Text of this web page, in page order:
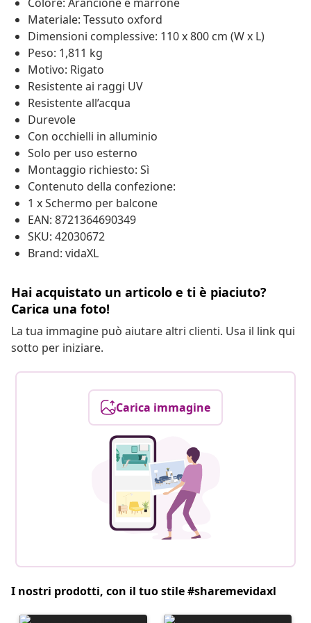
Materiale: Tessuto oxford
Dimensioni complessive: 110 x 800 cm (W x L)
Peso: 1,811 kg
Motivo: Rigato
Resistente ai raggi UV
Resistente all’acqua
Durevole
Con occhielli in alluminio
Solo per uso esterno
Montaggio richiesto: Sì
Contenuto della confezione:
1 x Schermo per balcone
EAN: 8721364690349
SKU: 42030672
Brand: vidaXL
Hai acquistato un articolo e ti è piaciuto?
Carica una foto!
La tua immagine può aiutare altri clienti. Usa il link qui
sotto per iniziare.
Carica immagine
I nostri prodotti, con il tuo stile #sharemevidaxl